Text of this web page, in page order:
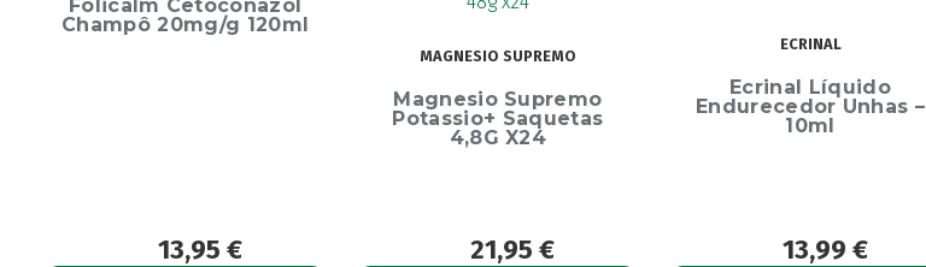
Folicalm Cetoconazol
Champô 20mg/g 120ml
13,95 €
MAGNESIO SUPREMO
Magnesio Supremo
Potassio+ Saquetas
4,8G X24
21,95€
ECRINAL
Ecrinal Líquido
Endurecedor Unhas –
10ml
13,99€